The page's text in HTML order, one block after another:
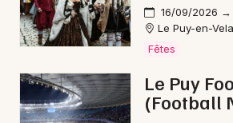
16/09/2026
Le Puy-en-
Fêtes
Le Puy
(Football